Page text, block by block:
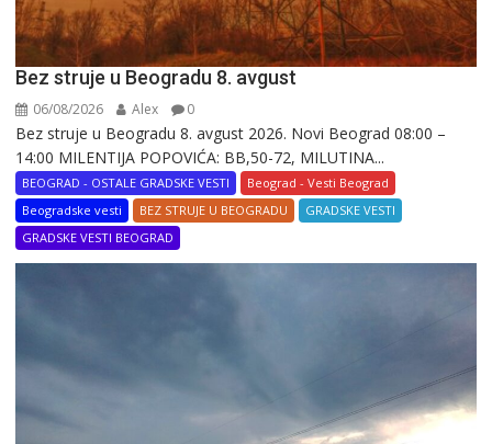
Bez struje u Beogradu 8. avgust
06/08/2026 Alex 0
Bez struje u Beogradu 8. avgust 2026. Novi Beograd 08:00 –
14:00 MILENTIJA POPOVIĆA: BB,50-72, MILUTINA...
BEOGRAD - OSTALE GRADSKE VESTI
Beograd - Vesti Beograd
Beogradske vesti
BEZ STRUJE U BEOGRADU
GRADSKE VESTI
GRADSKE VESTI BEOGRAD